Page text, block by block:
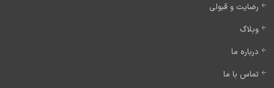
رضایت و قبولی
وبلاگ
درباره ما
تماس با ما